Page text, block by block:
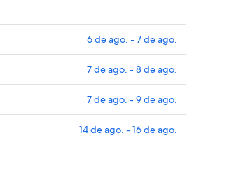
6 de ago. - 7 de ago.
7 de ago. - 8 de ago.
7 de ago. - 9 de ago.
14 de ago. - 16 de ago.